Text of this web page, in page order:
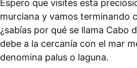
Espero que visites esta
murciana y vamos terminando
¿sabías por qué se llama Cabo
debe a la cercanía con el mar
denomina palus o laguna.